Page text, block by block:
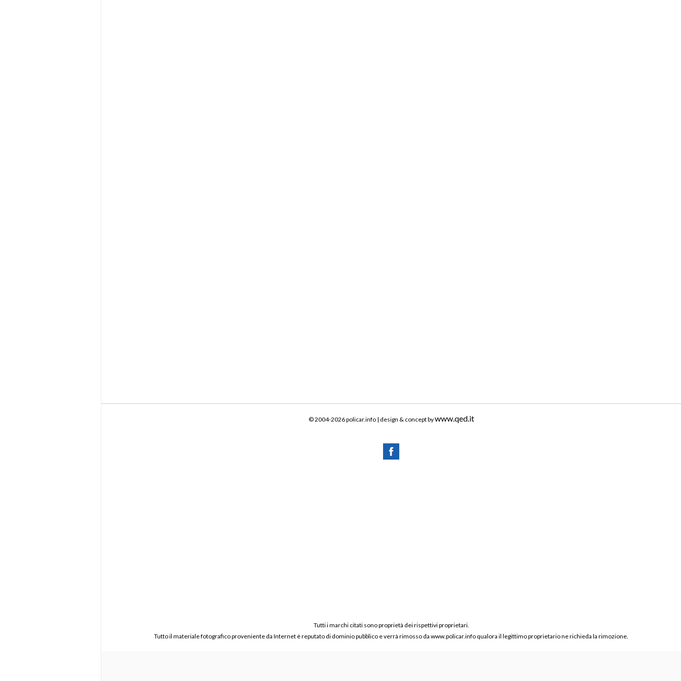
© 2004-2026 policar.info | design & concept bywww.qed.it
Tutti i marchi citati sono proprietà dei rispettivi proprietari.
Tutto il materiale fotografico proveniente da Internet è reputato di dominio pubblico e verrà rimosso da www.policar.info qualora il legittimo proprietario ne richieda la rimozione.